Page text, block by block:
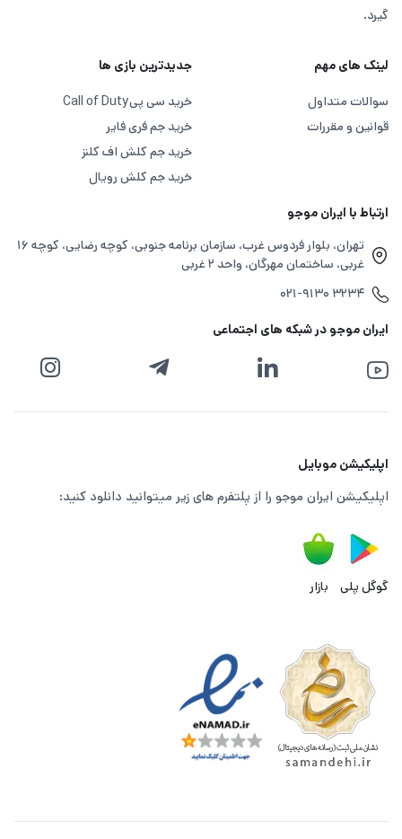
گیرد.
لینک های مهم
سوالات متداول
قوانین و مقررات
جدیدترین بازی ها
خرید سی پیCall of Duty
خرید جم فری فایر
خرید جم کلش اف کلنز
خرید جم کلش رویال
ارتباط با ایران موجو
تهران، بلوار فردوس غرب، سازمان برنامه جنوبی، کوچه رضایی، کوچه ۱۶
غربی، ساختمان مهرگان، واحد ۲ غربی
۰۲۱-۹۱۳۰ ۳۲۳۴
ایران موجو در شبکه های اجتماعی
اپلیکیشن موبایل
اپلیکیشن ایران موجو را از پلتفرم های زیر میتوانید دانلود کنید:
گوگل پلی بازار